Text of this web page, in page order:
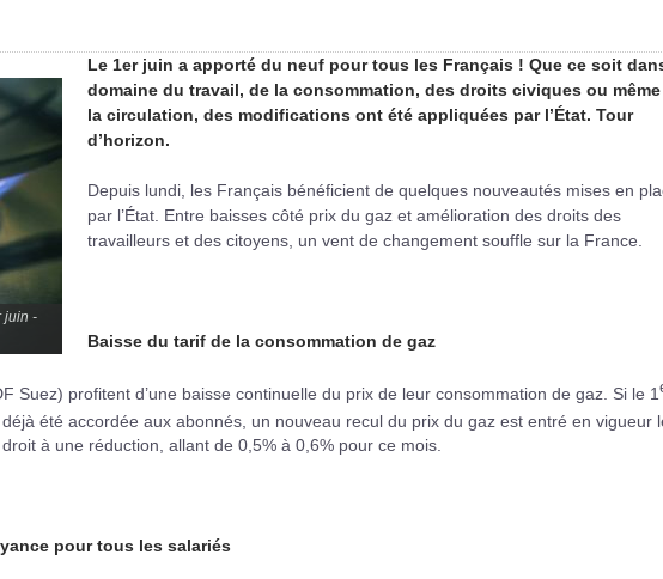
juin -
Le 1er juin a apporté du neuf pour tous les Français ! Que ce soit
domaine du travail, de la consommation, des droits civiques ou
la circulation, des modifications ont été appliquées par l’État. Tour
d’horizon.​
Depuis lundi, les Français bénéficient de quelques nouveautés mises en
par l’État. Entre baisses côté prix du gaz et amélioration des droits des
travailleurs et des citoyens, un vent de changement souffle sur la France.
Baisse du tarif de la consommation de gaz
Suez) profitent d’une baisse continuelle du prix de leur consommation de gaz. Si le 1
été accordée aux abonnés, un nouveau recul du prix du gaz est entré en vigueur
à une réduction, allant de 0,5% à 0,6% pour ce mois.
pour tous les salariés